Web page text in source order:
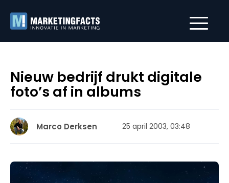
Nieuw bedrijf drukt digitale
foto’s af in albums
Marco Derksen 25 april 2003, 03:48